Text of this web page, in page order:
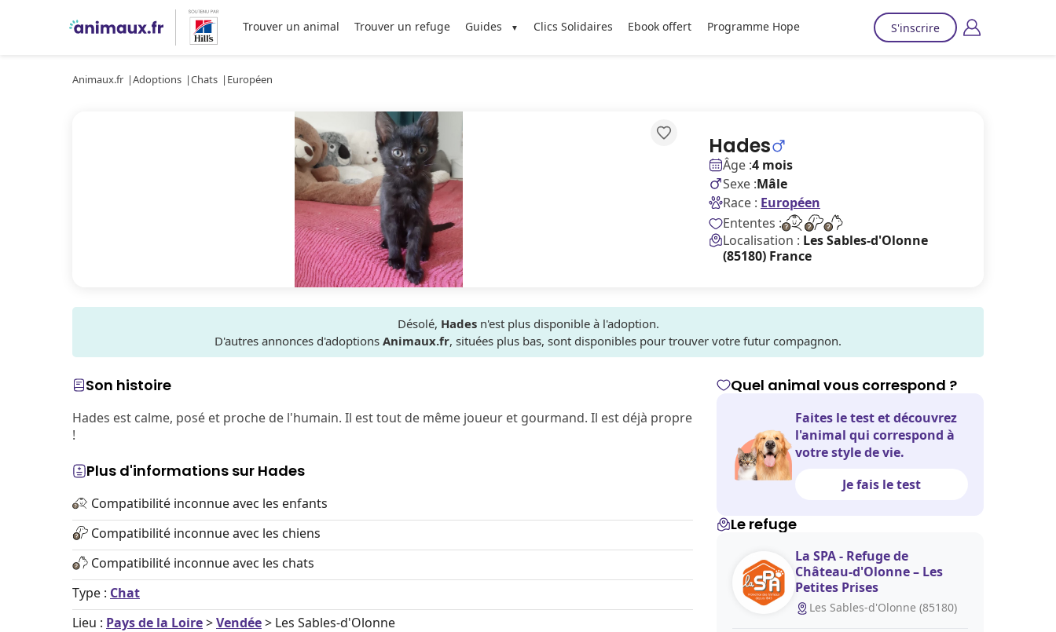
Trouver un animal Trouver un refuge Guides Clics Solidaires Ebook offert Programme Hope S'inscrire
Animaux.fr Adoptions Chats Européen
Hades
Âge :4 mois
Sexe :Mâle
Race : Européen
Ententes :
Localisation : Les Sables-d'Olonne
(85180) France
Désolé, Hadesn'est plus disponible à l'adoption.
D'autres annonces d'adoptions Animaux.fr, situées plus bas, sont disponibles pour trouver votre futur compagnon.
Son histoire
Hades est calme, posé et proche de l'humain. Il est tout de même joueur et gourmand. Il est déjà propre
!
Plus d'informations sur Hades
Compatibilité inconnue avec les enfants
Compatibilité inconnue avec les chiens
Compatibilité inconnue avec les chats
Type : Chat
Lieu : Pays de la Loire>Vendée> Les Sables-d'Olonne
Quel animal vous correspond ?
Faites le test et découvrez
l'animal qui correspond à
votre style de vie.
Je fais le test
Le refuge
La SPA - Refuge de
Château-d'Olonne – Les
Petites Prises
Les Sables-d'Olonne (85180)